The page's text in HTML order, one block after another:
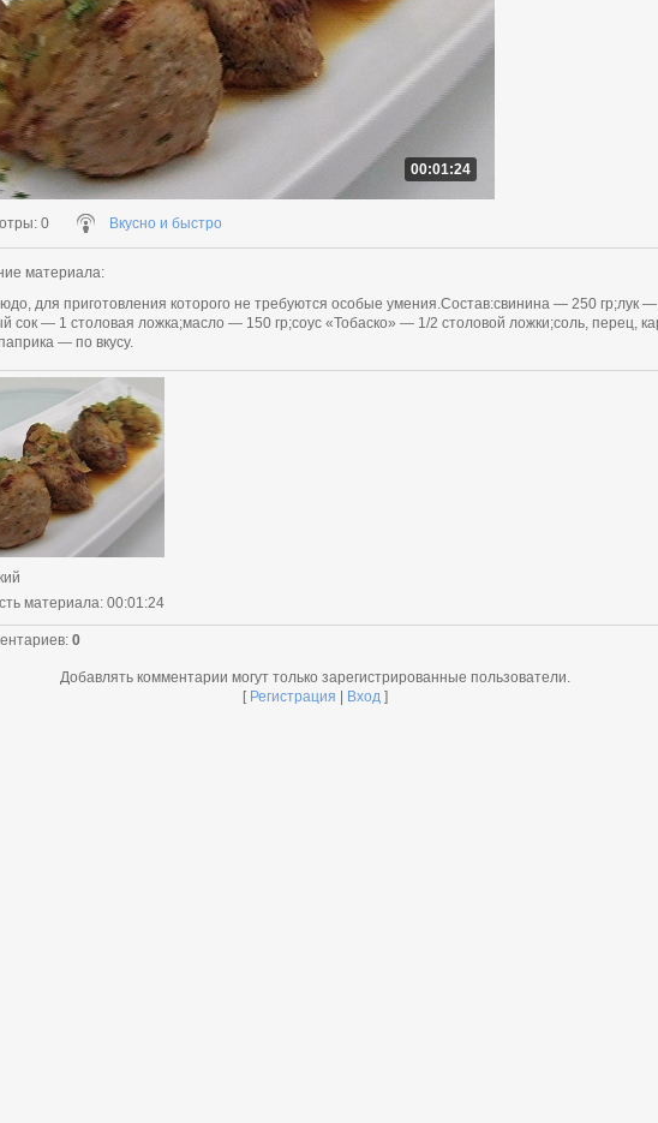
00:01:24
: 0 Вкусно и быстро
материала:
для приготовления которого не требуются особые умения.Состав:свинина — 250 гр;лук
сок — 1 столовая ложка;масло — 150 гр;соус «Тобаско» — 1/2 столовой ложки;соль, перец,
— по вкусу.
материала: 00:01:24
: 0
Добавлять комментарии могут только зарегистрированные пользователи.
[ Регистрация Вход]